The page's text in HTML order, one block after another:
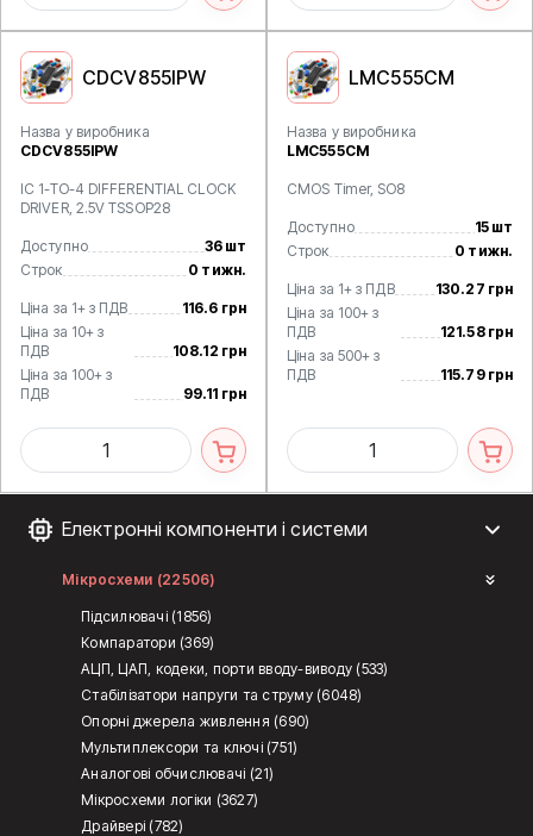
Електронні компоненти і системи
Мікросхеми (22506)
Підсилювачі (1856)
Компаратори (369)
АЦП, ЦАП, кодеки, порти вводу-виводу (533)
Стабілізатори напруги та струму (6048)
Опорні джерела живлення (690)
Мультиплексори та ключі (751)
Аналогові обчислювачі (21)
Мікросхеми логіки (3627)
Драйвері (782)
CDCV855IPW
Назва у виробника
CDCV855IPW
IC 1-TO-4 DIFFERENTIAL CLOCK
DRIVER, 2.5V TSSOP28
Доступно
36 шт
Строк
0 тижн.
Ціна за 1+ з ПДВ
116.6 грн
Ціна за 10+ з
ПДВ
108.12 грн
Ціна за 100+ з
ПДВ
99.11 грн
LMC555CM
Назва у виробника
LMC555CM
CMOS Timer, SO8
Доступно
15 шт
Строк
0 тижн.
Ціна за 1+ з ПДВ
130.27 грн
Ціна за 100+ з
ПДВ
121.58 грн
Ціна за 500+ з
ПДВ
115.79 грн